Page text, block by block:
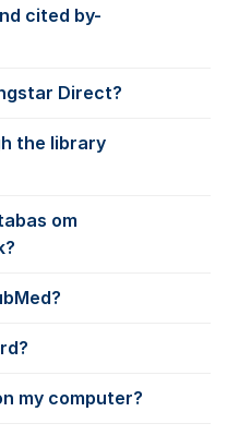
cited by-
Direct?
the library
om
my computer?